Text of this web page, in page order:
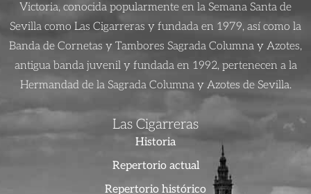
Victoria, conocida popularmente en la Semana Santa de
Sevilla como Las Cigarreras y fundada en 1979, así como la
Banda de Cornetas y Tambores Sagrada Columna y Azotes,
antigua banda juvenil y fundada en 1992, pertenecen a la
Hermandad de la Sagrada Columna y Azotes de Sevilla.
Las Cigarreras
Historia
Repertorio actual
Repertorio histórico